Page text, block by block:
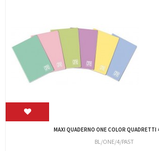
MAXI QUADERNO ONE COLOR QUADRETTI
BL/ONE/4/PAST